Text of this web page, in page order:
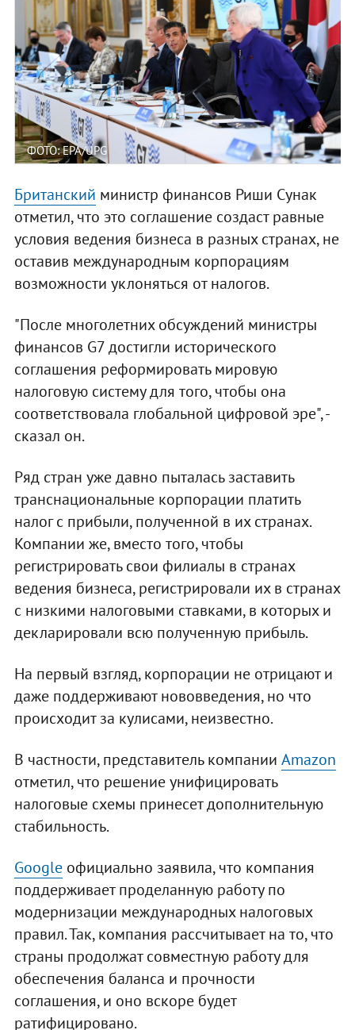
ФОТО: ЕРА/UPG
Британский министр финансов Риши Сунак
отметил, что это соглашение создаст равные
условия ведения бизнеса в разных странах, не
оставив международным корпорациям
возможности уклоняться от налогов.
"После многолетних обсуждений министры
финансов G7 достигли исторического
соглашения реформировать мировую
налоговую систему для того, чтобы она
соответствовала глобальной цифровой эре", -
сказал он.
Ряд стран уже давно пыталась заставить
транснациональные корпорации платить
налог с прибыли, полученной в их странах.
Компании же, вместо того, чтобы
регистрировать свои филиалы в странах
ведения бизнеса, регистрировали их в странах
с низкими налоговыми ставками, в которых и
декларировали всю полученную прибыль.
На первый взгляд, корпорации не отрицают и
даже поддерживают нововведения, но что
происходит за кулисами, неизвестно.
В частности, представитель компании Amazon
отметил, что решение унифицировать
налоговые схемы принесет дополнительную
стабильность.
Googleофициально заявила, что компания
поддерживает проделанную работу по
модернизации международных налоговых
правил. Так, компания рассчитывает на то, что
страны продолжат совместную работу для
обеспечения баланса и прочности
соглашения, и оно вскоре будет
ратифицировано.